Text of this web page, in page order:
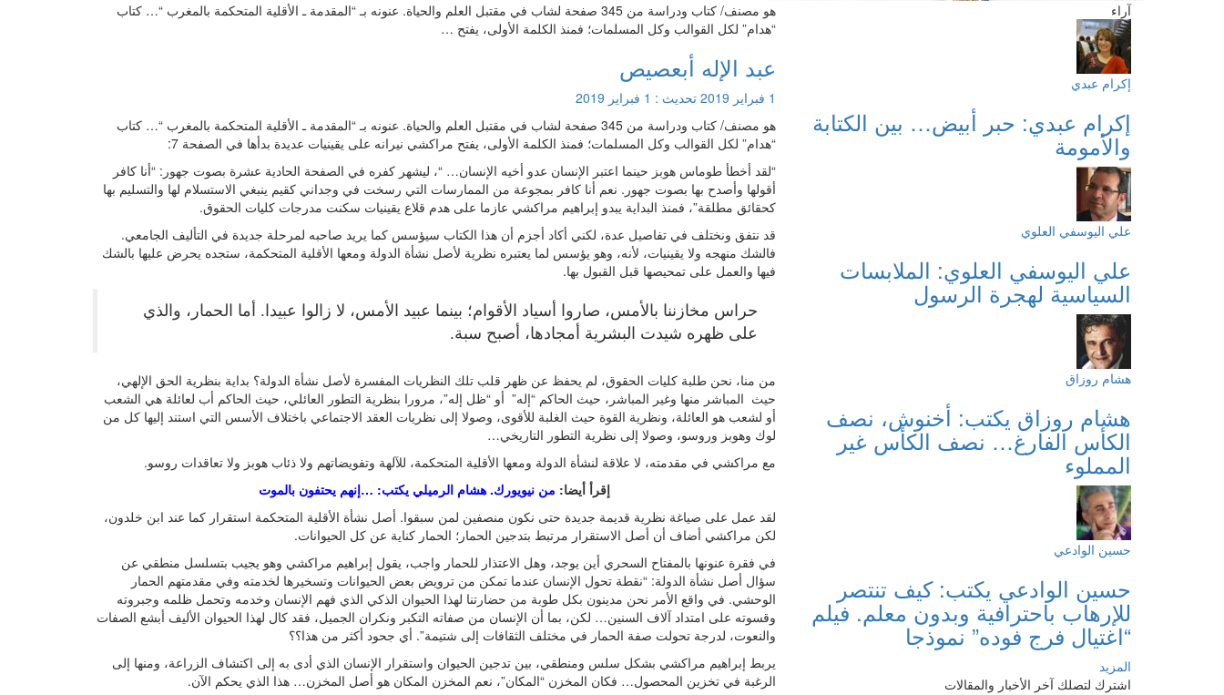
هو مصنف/ كتاب ودراسة من 345 صفحة لشاب في مقتبل العلم والحياة. عنونه بـ “المقدمة ـ الأقلية المتحكمة بالمغرب “… كتاب
“هدام” لكل القوالب وكل المسلمات؛ فمنذ الكلمة الأولى، يفتح …
عبد الإله أبعصيص
1 فبراير 2019 تحديث : 1 فبراير 2019
هو مصنف/ كتاب ودراسة من 345 صفحة لشاب في مقتبل العلم والحياة. عنونه بـ “المقدمة ـ الأقلية المتحكمة بالمغرب “… كتاب
“هدام” لكل القوالب وكل المسلمات؛ فمنذ الكلمة الأولى، يفتح مراكشي نيرانه على يقينيات عديدة بدأها في الصفحة 7:
“لقد أخطأ طوماس هوبز حينما اعتبر الإنسان عدو أخيه الإنسان… “، ليشهر كفره في الصفحة الحادية عشرة بصوت جهور: “أنا كافر
أقولها وأصدح بها بصوت جهور. نعم أنا كافر بمجوعة من الممارسات التي رسخت في وجداني كقيم ينبغي الاستسلام لها والتسليم بها
كحقائق مطلقة”، فمنذ البداية يبدو إبراهيم مراكشي عازما على هدم قلاع يقينيات سكنت مدرجات كليات الحقوق.
قد نتفق ونختلف في تفاصيل عدة، لكني أكاد أجزم أن هذا الكتاب سيؤسس كما يريد صاحبه لمرحلة جديدة في التأليف الجامعي.
فالشك منهجه ولا يقينيات، لأنه، وهو يؤسس لما يعتبره نظرية لأصل نشأة الدولة ومعها الأقلية المتحكمة، ستجده يحرض عليها بالشك
فيها والعمل على تمحيصها قبل القبول بها.
حراس مخازننا بالأمس، صاروا أسياد الأقوام؛ بينما عبيد الأمس، لا زالوا عبيدا. أما الحمار، والذي
على ظهره شيدت البشرية أمجادها، أصبح سبة.
من منا، نحن طلبة كليات الحقوق، لم يحفظ عن ظهر قلب تلك النظريات المفسرة لأصل نشأة الدولة؟ بداية بنظرية الحق الإلهي،
حيث المباشر منها وغير المباشر، حيث الحاكم “إله” أو “ظل إله”، مرورا بنظرية التطور العائلي، حيث الحاكم أب لعائلة هي الشعب
أو لشعب هو العائلة، ونظرية القوة حيث الغلبة للأقوى، وصولا إلى نظريات العقد الاجتماعي باختلاف الأسس التي استند إليها كل من
لوك وهوبز وروسو، وصولا إلى نظرية التطور التاريخي…
مع مراكشي في مقدمته، لا علاقة لنشأة الدولة ومعها الأقلية المتحكمة، للآلهة وتفويضاتهم ولا ذئاب هوبز ولا تعاقدات روسو.
إقرأ أيضا: من نيويورك. هشام الرميلي يكتب: …إنهم يحتفون بالموت
لقد عمل على صياغة نظرية قديمة جديدة حتى نكون منصفين لمن سبقوا. أصل نشأة الأقلية المتحكمة استقرار كما عند ابن خلدون،
لكن مراكشي أضاف أن أصل الاستقرار مرتبط بتدجين الحمار؛ الحمار كناية عن كل الحيوانات.
في فقرة عنونها بالمفتاح السحري أين يوجد، وهل الاعتذار للحمار واجب، يقول إبراهيم مراكشي وهو يجيب بتسلسل منطقي عن
سؤال أصل نشأة الدولة: “نقطة تحول الإنسان عندما تمكن من ترويض بعض الحيوانات وتسخيرها لخدمته وفي مقدمتهم الحمار
الوحشي. في واقع الأمر نحن مدينون بكل طوبة من حضارتنا لهذا الحيوان الذكي الذي فهم الإنسان وخدمه وتحمل ظلمه وجبروته
وقسوته على امتداد آلاف السنين… لكن، بما أن الإنسان من صفاته التكبر ونكران الجميل، فقد كال لهذا الحيوان الأليف أبشع الصفات
والنعوت، لدرجة تحولت صفة الحمار في مختلف الثقافات إلى شتيمة”. أي جحود أكثر من هذا؟؟
يربط إبراهيم مراكشي بشكل سلس ومنطقي، بين تدجين الحيوان واستقرار الإنسان الذي أدى به إلى اكتشاف الزراعة، ومنها إلى
الرغبة في تخزين المحصول… فكان المخزن “المكان”، نعم المخزن المكان هو أصل المخزن… هذا الذي يحكم الآن.
آراء
إكرام عبدي
إكرام عبدي: حبر أبيض… بين الكتابة
والأمومة
علي اليوسفي العلوي
علي اليوسفي العلوي: الملابسات
السياسية لهجرة الرسول
هشام روزاق
هشام روزاق يكتب: أخنوش، نصف
الكأس الفارغ… نصف الكأس غير
المملوء
حسين الوادعي
حسين الوادعي يكتب: كيف تنتصر
للإرهاب باحترافية وبدون معلم. فيلم
“اغتيال فرج فوده” نموذجا
المزيد
اشترك لتصلك آخر الأخبار والمقالات